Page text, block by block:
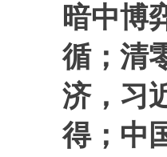
暗中博
循；清
济，习
得；中